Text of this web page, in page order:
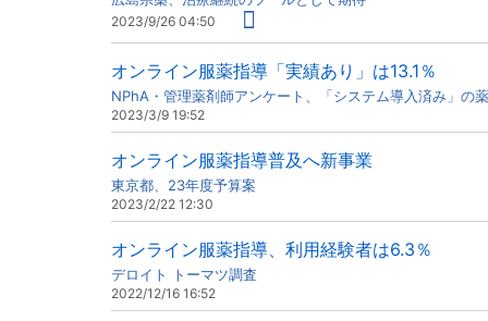
2023/9/26 04:50
オンライン服薬指導「実績あり」は13.1％
NPhA・管理薬剤師アンケート、「システム導入済み」の
2023/3/9 19:52
オンライン服薬指導普及へ新事業
東京都、23年度予算案
2023/2/22 12:30
オンライン服薬指導、利用経験者は6.3％
デロイト トーマツ調査
2022/12/16 16:52